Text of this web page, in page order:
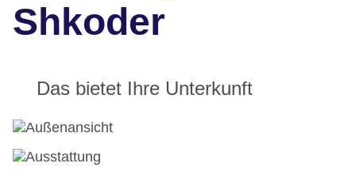
Shkoder
Das bietet Ihre Unterkunft